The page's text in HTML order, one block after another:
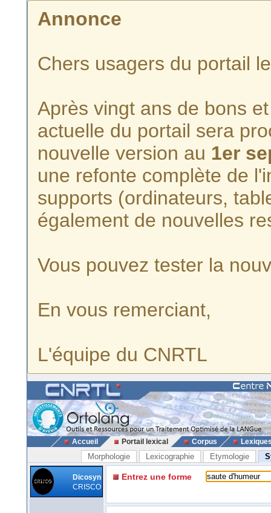
Annonce
Chers usagers du portail
Après vingt ans de bons
actuelle du portail sera
nouvelle version au 1er
une refonte complète de
supports (ordinateurs,
également de nouvelles
Vous pouvez tester la
En vous remerciant,
L'équipe du CNRTL
Accueil Portail lexical Corpus
Morphologie Lexicographie Etymologie
Dicosyn
CRISCO
Entrez une forme